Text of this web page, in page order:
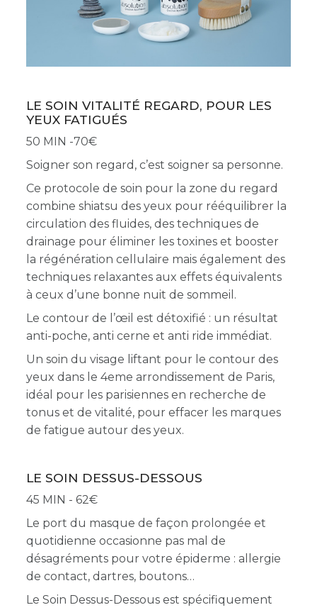
LE SOIN VITALITÉ REGARD, POUR LES
YEUX FATIGUÉS
50 MIN -70
Soigner son regard, c’est soigner sa personne.
Ce protocole de soin pour la zone du regard
combine shiatsu des yeux pour rééquilibrer la
circulation des fluides,des techniques de
drainage pour éliminer les toxines et booster
la régénération cellulaire mais également des
techniques relaxantes aux effets équivalents
à ceux d’une bonne nuit de sommeil.
Le contour de l’œil est détoxifié : un résultat
anti-poche, anti cerne et anti ride immédiat.
Un soin du visage liftant pour le contour des
yeux dans le 4eme arrondissement de Paris,
idéal pour les parisiennes en recherche de
tonus et de vitalité, pour effacer les marques
de fatigue autour des yeux.
LE SOIN DESSUS-DESSOUS
45 MIN - 62
Le port du masque de façon prolongée et
quotidienne occasionne pas mal de
désagréments pour votre épiderme : allergie
de contact, dartres, boutons
Le Soin Dessus-Dessous est spécifiquement